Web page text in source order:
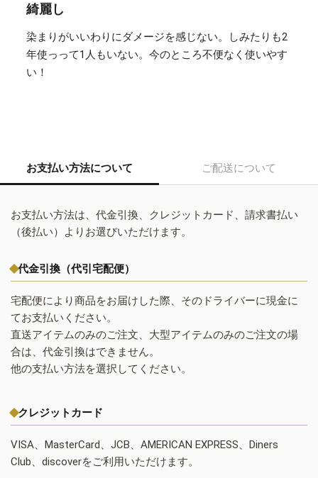
綺麗し
染まりがいいわりにダメージを感じない。しみたりも2
年使っって1人もいない。今のところ不便なく使いやす
い！
お支払い方法について ご配送について
お支払い方法は、代金引換、クレジットカード、請求書払い
（後払い）よりお選びいただけます。
代金引換（代引宅配便）
宅配便により商品をお届けした際、そのドライバーに現金に
てお支払いください。
直送アイテムのみのご注文、大型アイテムのみのご注文の場
合は、代金引換はできません。
他の支払い方法を選択してください。
クレジットカード
VISA、MasterCard、JCB、AMERICAN EXPRESS、Diners
Club、discoverをご利用いただけます。